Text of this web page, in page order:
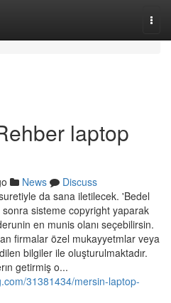
laptop
News
Discuss
da sana iletilecek. 'Bedel
sisteme copyright yaparak
en munis olanı seçebilirsin.
firmalar özel mukayyetmlar veya
bilgiler ile oluşturulmaktadır.
getirmiş o...
31381434/mersin-laptop-